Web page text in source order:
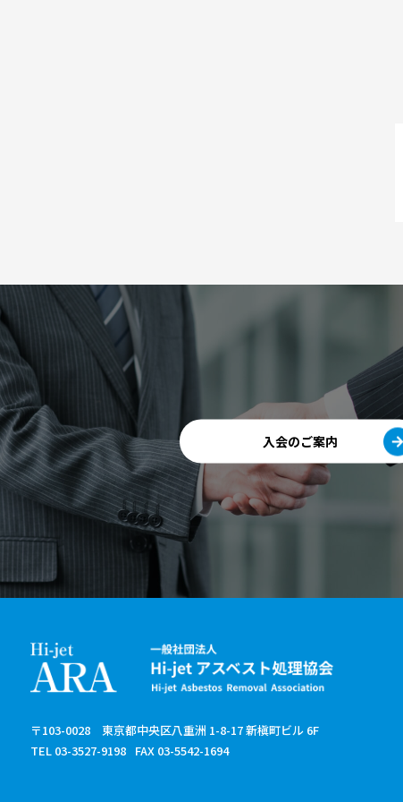
入会のご案内
〒103-0028 東京都中央区八重洲 1-8-17 新槇町ビル 6F
TEL 03-3527-9198
FAX 03-5542-1694